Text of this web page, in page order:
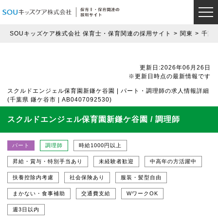
SOUキッズケア株式会社 保育士・保育関連の採用サイト 関東 千葉
更新日:2026年06月26日
※更新日時点の最新情報です
スクルドエンジェル保育園新鎌ケ谷園 | パート・調理師の求人情報詳細
(千葉県 鎌ケ谷市 | AB0407092530)
スクルドエンジェル保育園新鎌ケ谷園 / 調理師
パート 調理師 時給1000円以上
昇給・賞与・特別手当あり 未経験者歓迎 中高年の方活躍中
扶養控除内考慮 社会保険あり 服装・髪型自由
まかない・食事補助 交通費支給 WワークOK
週3日以内